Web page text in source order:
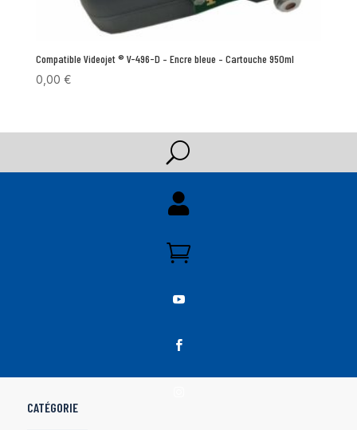
Compatible Videojet ® V-496-D – Encre bleue – Cartouche 950ml
0,00 €
U




CATÉGORIE